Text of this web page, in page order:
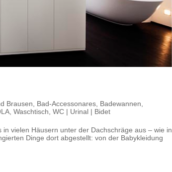
Brausen Bad-Accessonares Badewannen
Waschtisch WC | Urinal | Bidet
vielen Häusern unter der Dachschräge aus – wie in
Dinge dort abgestellt: von der Babykleidung